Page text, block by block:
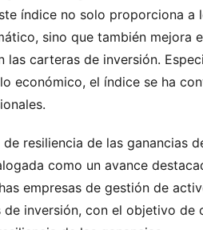
índice no solo proporciona
sino que también mejora
las carteras de inversión.
económico, el índice se ha
resiliencia de las ganancias
como un avance
empresas de gestión de
de inversión, con el objetivo